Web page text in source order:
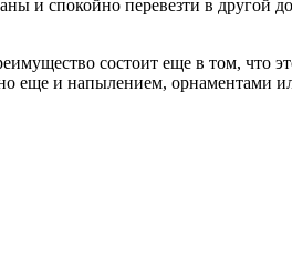
и спокойно перевезти в другой
состоит еще в том, что
еще и напылением, орнаментами